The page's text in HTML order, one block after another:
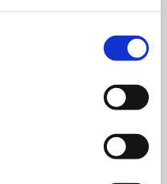
15
Mercedes-Benz 170
Mercedes Benz